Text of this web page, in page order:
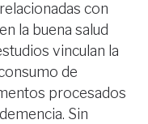
con
la buena salud
vinculan la
de
procesados
Sin